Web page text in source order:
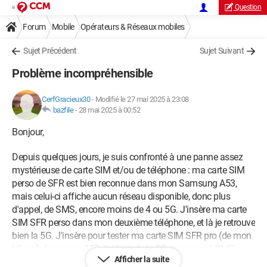
Question
Forum Mobile Opérateurs & Réseaux mobiles
Sujet Précédent Sujet Suivant
Problème incompréhensible
CerfGracieux30- Modifié le 27 mai 2025 à 23:08
bazfile-28 mai 2025 à 00:52
Bonjour,
Depuis quelques jours, je suis confronté à une panne assez
mystérieuse de carte SIM et/ou de téléphone : ma carte SIM
perso de SFR est bien reconnue dans mon Samsung A53,
mais celui-ci affiche aucun réseau disponible, donc plus
d'appel, de SMS, encore moins de 4 ou 5G. J'insère ma carte
SIM SFR perso dans mon deuxième téléphone, et là je retrouve
bien la 5G. J'insère pour tester ma carte SIM SFR pro (de mon
tél pro) dans mon A53, j'ai bien de la 5G avec appel, SMS.
Afficher la suite